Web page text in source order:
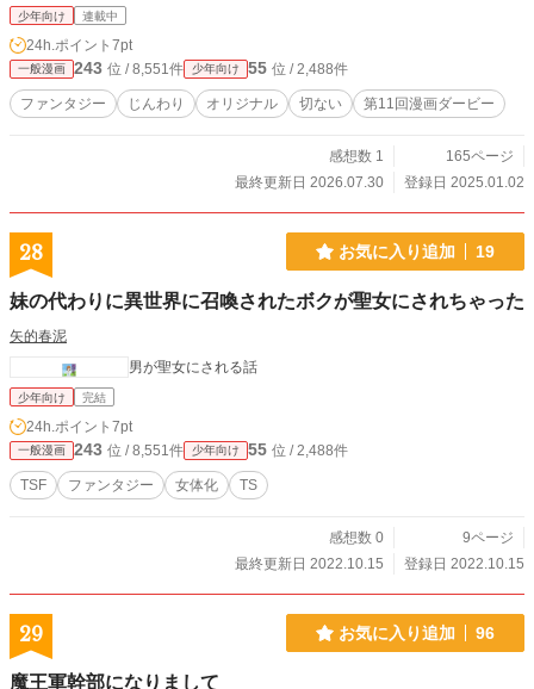
少年向け 連載中
24h.ポイント 7pt
一般漫画 243 位 / 8,551件 少年向け 55 位 / 2,488件
ファンタジー じんわり オリジナル 切ない 第11回漫画ダービー
感想数 1
165ページ
最終更新日 2026.07.30
登録日 2025.01.02
28 お気に入り追加 19
妹の代わりに異世界に召喚されたボクが聖女にされちゃった
矢的春泥
男が聖女にされる話
少年向け 完結
24h.ポイント 7pt
一般漫画 243 位 / 8,551件 少年向け 55 位 / 2,488件
TSF ファンタジー 女体化 TS
感想数 0
9ページ
最終更新日 2022.10.15
登録日 2022.10.15
29 お気に入り追加 96
魔王軍幹部になりまして